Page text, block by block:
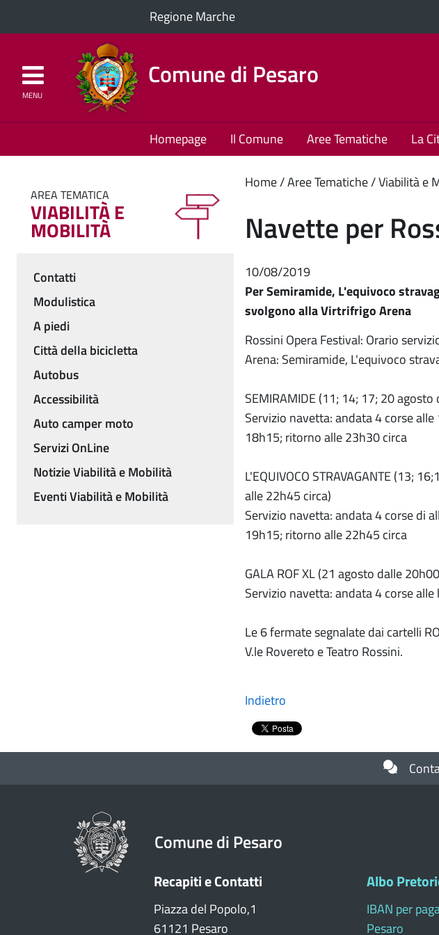
Regione Marche
Comune di Pesaro
MENU
Homepage Il Comune Aree Tematiche La
Contenuto
principale
Home Aree Tematiche Viabilità e
Navette per
10/08/2019
Per Semiramide, L'equivoco
svolgono alla Virtrifrigo Arena
Rossini Opera Festival: Orario
Arena: Semiramide, L'equivoco
SEMIRAMIDE (11; 14; 17; 20
Servizio navetta: andata 4 corse
18h15; ritorno alle 23h30 circa
L'EQUIVOCO STRAVAGANTE (13;
alle 22h45 circa)
Servizio navetta: andata 4 corse di
19h15; ritorno alle 22h45 circa
GALA ROF XL (21 agosto dalle
Servizio navetta: andata 4 corse
Le 6 fermate segnalate dai cartelli
V.le Rovereto e Teatro Rossini.
Indietro
AREA TEMATICA
VIABILITÀ E
MOBILITÀ
Menu
Contatti
Modulistica
A piedi
Città della bicicletta
Autobus
Accessibilità
Auto camper moto
Servizi OnLine
Notizie Viabilità e Mobilità
Eventi Viabilità e Mobilità
Comune di Pesaro
Recapiti e Contatti
Piazza del Popolo,1
61121 Pesaro
Albo
IBAN per
Pesaro